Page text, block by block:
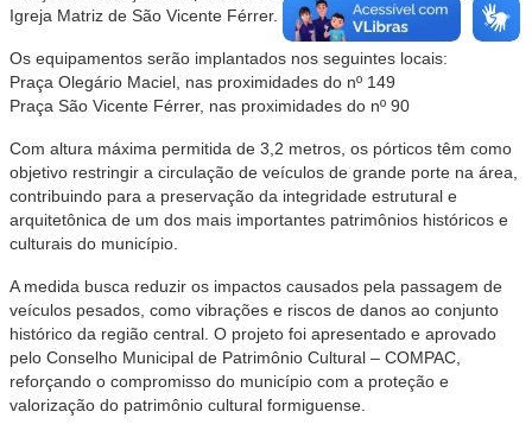
Igreja Matriz de São Vicente Férrer.
Os equipamentos serão implantados nos seguintes locais:
Praça Olegário Maciel, nas proximidades do nº 149
Praça São Vicente Férrer, nas proximidades do nº 90
Com altura máxima permitida de 3,2 metros, os pórticos têm como
objetivo restringir a circulação de veículos de grande porte na área,
contribuindo para a preservação da integridade estrutural e
arquitetônica de um dos mais importantes patrimônios históricos e
culturais do município.
A medida busca reduzir os impactos causados pela passagem de
veículos pesados, como vibrações e riscos de danos ao conjunto
histórico da região central. O projeto foi apresentado e aprovado
pelo Conselho Municipal de Patrimônio Cultural – COMPAC,
reforçando o compromisso do município com a proteção e
valorização do patrimônio cultural formiguense.